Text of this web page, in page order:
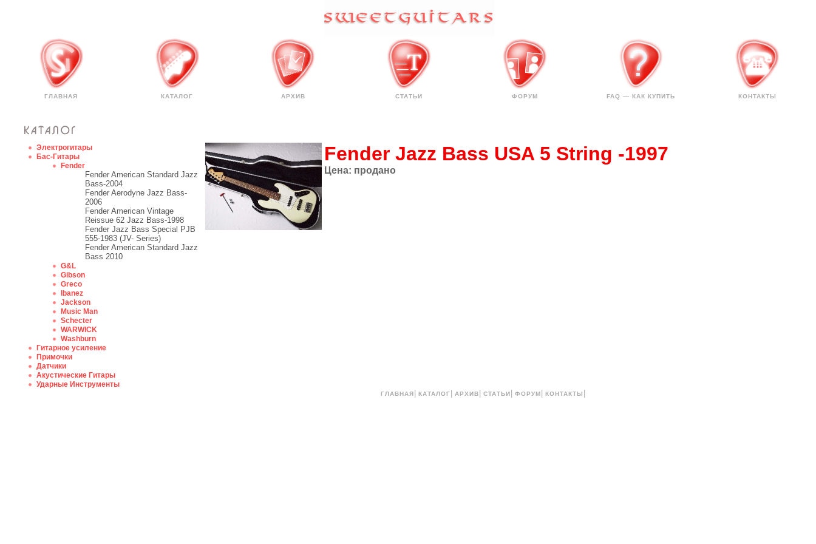
ГЛАВНАЯ КАТАЛОГ АРХИВ СТАТЬИ ФОРУМ FAQ — КАК КУПИТЬ КОНТАКТЫ
Электрогитары
Бас-Гитары
Fender
Fender American Standard Jazz
Bass-2004
Fender Aerodyne Jazz Bass-
2006
Fender American Vintage
Reissue 62 Jazz Bass-1998
Fender Jazz Bass Special PJB
555-1983 (JV- Series)
Fender American Standard Jazz
Bass 2010
G&L
Gibson
Greco
Ibanez
Jackson
Music Man
Schecter
WARWICK
Washburn
Гитарное усиление
Примочки
Датчики
Акустические Гитары
Ударные Инструменты
Fender Jazz Bass USA 5 String -1997
Цена: продано
ГЛАВНАЯ КАТАЛОГ АРХИВ СТАТЬИ ФОРУМ КОНТАКТЫ